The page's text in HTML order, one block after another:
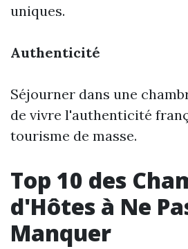
uniques.
Authenticité
Séjourner dans une
de vivre l'authenticité
tourisme de masse.
Top 10 des
d'Hôtes à Ne
Manquer